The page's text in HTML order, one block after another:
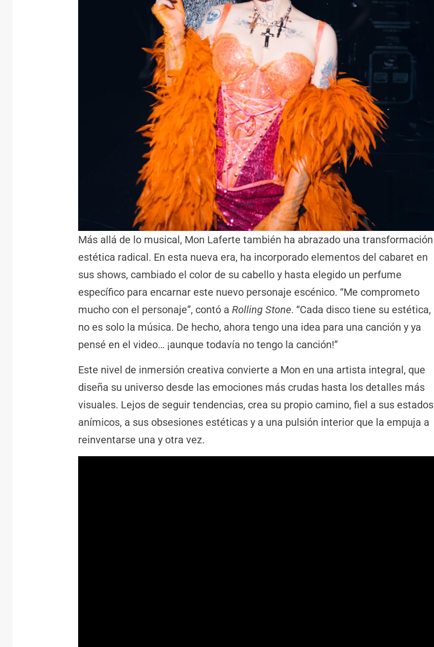
Más allá de lo musical, Mon Laferte también ha abrazado una transformación
estética radical. En esta nueva era, ha incorporado elementos del cabaret en
sus shows, cambiado el color de su cabello y hasta elegido un perfume
específico para encarnar este nuevo personaje escénico. “Me comprometo
mucho con el personaje”, contó a Rolling Stone. “Cada disco tiene su estética,
no es solo la música. De hecho, ahora tengo una idea para una canción y ya
pensé en el video… ¡aunque todavía no tengo la canción!”
Este nivel de inmersión creativa convierte a Mon en una artista integral, que
diseña su universo desde las emociones más crudas hasta los detalles más
visuales. Lejos de seguir tendencias, crea su propio camino, fiel a sus estados
anímicos, a sus obsesiones estéticas y a una pulsión interior que la empuja a
reinventarse una y otra vez.